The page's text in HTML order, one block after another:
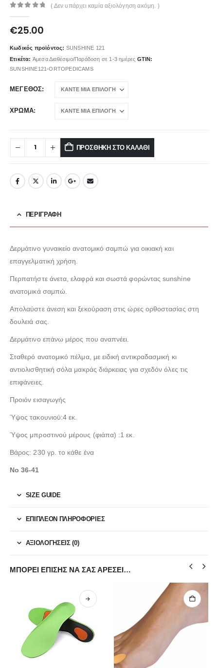
( Δεν υπάρχει καμία αξιολόγηση ακόμη. )
€25.00
Κωδικός προϊόντος: SUNSHINE 121
Ετικέτα: Άμεσα Διαθέσιμο/Παράδοση σε 1-3 ημέρες GTIN:
SUNSHINE121-ORTOPEDICAMS
ΜΈΓΕΘΟΣ
ΧΡΏΜΑ
ΠΡΟΣΘΉΚΗ ΣΤΟ ΚΑΛΆΘΙ
ΠΕΡΙΓΡΑΦΉ
Δερμάτινο γυναικείο ανατομικό σαμπώ για οικιακή και
επαγγελματική χρήση.
Περπατήστε άνετα, ελαφρά και σωστά φορώντας sunshine
ανατομικά σαμπώ.
Απολαύστε άνεση και ξεκούραση στις ώρες ορθοστασίας στη
δουλειά σας.
Δερμάτινο επάνω μέρος που αναπνέει.
Σταθερό ανατομικό πέλμα, με ειδική αντικραδασμική κι
αντιολισθητική σόλα μακράς διάρκειας για σχεδόν όλες τις
επιφάνειες.
Προιόν εισαγωγής
Ύψος τακουνιού:4 εκ.
Ύψος μπροστινού μέρους (φιάπα) :1 εκ.
Βάρος: 230 γρ. το κάθε ένα
No 36-41
SIZE GUIDE
ΕΠΙΠΛΈΟΝ ΠΛΗΡΟΦΟΡΊΕΣ
ΑΞΙΟΛΟΓΉΣΕΙΣ (0)
ΜΠΟΡΕΊ ΕΠΊΣΗΣ ΝΑ ΣΑΣ ΑΡΈΣΕΙ…